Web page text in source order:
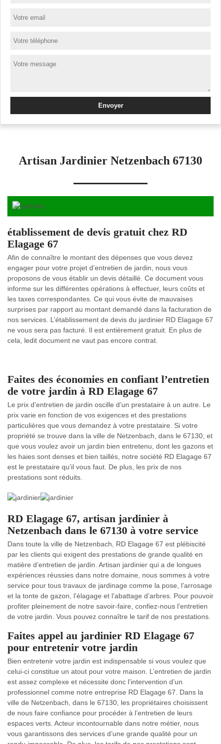
Artisan Jardinier Netzenbach 67130
établissement de devis gratuit chez RD
Elagage 67
Afin de connaître le montant des dépenses que vous devez
engager pour votre projet d’entretien de jardin, nous vous
proposons de vous établir un devis détaillé. Ce document vous
informe sur les différentes opérations à effectuer, leurs coûts et
les taxes correspondantes. Ce qui vous évite de mauvaises
surprises par rapport au montant demandé dans la facturation de
nos services. L’établissement de devis du jardinier RD Elagage 67
ne vous sera pas facturé. Il est entièrement gratuit. En plus de
cela, ledit document ne vaut pas encore contrat.
Faites des économies en confiant l’entretien
de votre jardin à RD Elagage 67
Le prix d’entretien de jardin oscille d’un prestataire à un autre. Le
prix varie en fonction de vos exigences et des prestations
particulières que vous demandez à votre prestataire. Si votre
propriété se trouve dans la ville de Netzenbach, dans le 67130, et
que vous voulez avoir un jardin bien entretenu, dont les gazons et
les haies sont denses et bien taillés, notre société RD Elagage 67
est le prestataire qu’il vous faut. De plus, les prix de nos
prestations sont réduits.
RD Elagage 67, artisan jardinier à
Netzenbach dans le 67130 à votre service
Dans toute la ville de Netzenbach, RD Elagage 67 est plébiscité
par les clients qui exigent des prestations de grande qualité en
matière d’entretien de jardin. Artisan jardinier qui a de longues
expériences réussies dans notre domaine, nous sommes à votre
service pour tous travaux de jardinage comme la pose, l’arrosage
et la tonte de gazon, l’élagage et l’abattage d’arbres. Pour pouvoir
profiter pleinement de notre savoir-faire, confiez-nous l’entretien
de votre jardin. Vous pouvez connaître le tarif de nos prestations.
Faites appel au jardinier RD Elagage 67
pour entretenir votre jardin
Bien entretenir votre jardin est indispensable si vous voulez que
celui-ci constitue un atout pour votre maison. L’entretien de jardin
est assez complexe et nécessite donc l’intervention d’un
professionnel comme notre entreprise RD Elagage 67. Dans la
ville de Netzenbach, dans le 67130, les propriétaires choisissent
de nous faire confiance pour procéder à l’entretien de leurs
espaces verts. Acteur incontournable dans notre métier, nous
vous garantissons des services d’une grande qualité pour un